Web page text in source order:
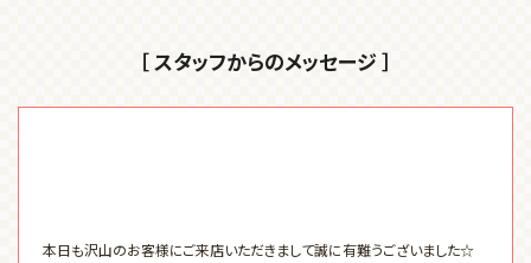
［ スタッフからのメッセージ ］
本日も沢山のお客様にご来店いただきまして誠に有難うございました☆